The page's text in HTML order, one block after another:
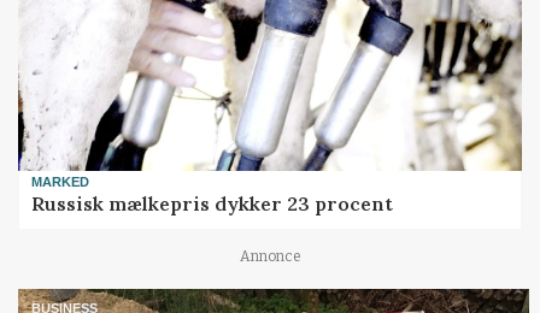
MARKED
Russisk mælkepris dykker 23 procent
Annonce
BUSINESS